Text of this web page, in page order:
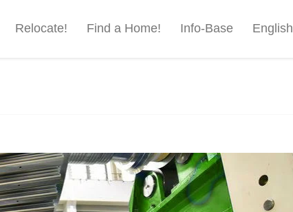
Relocate! Find a Home! Info-Base English